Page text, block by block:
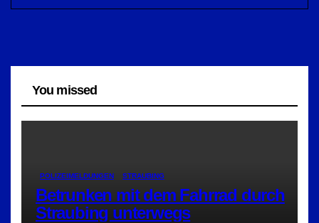
You missed
POLIZEIMELDUNGEN STRAUBING
Betrunken mit dem Fahrrad durch
Straubing unterwegs